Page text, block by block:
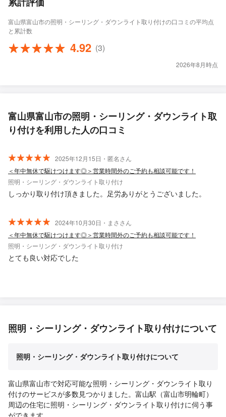
富山県富山市の照明・シーリング・ダウンライト取り付けの口コミの平均点
と累計数
4.92 (3)
2026年8月時点
富山県富山市の照明・シーリング・ダウンライト取
り付けを利用した人の口コミ
2025年12月15日・匿名さん
＜年中無休で駆けつけます◎＞営業時間外のご予約も相談可能です！
照明・シーリング・ダウンライト取り付け
しっかり取り付け頂きました。足労ありがとうございました。
2024年10月30日・まささん
＜年中無休で駆けつけます◎＞営業時間外のご予約も相談可能です！
照明・シーリング・ダウンライト取り付け
とても良い対応でした
照明・シーリング・ダウンライト取り付けについて
照明・シーリング・ダウンライト取り付けについて
富山県富山市で対応可能な照明・シーリング・ダウンライト取り
付けのサービスが多数見つかりました。富山駅（富山市明輪町）
周辺の住宅に照明・シーリング・ダウンライト取り付けに伺う事